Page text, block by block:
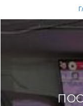
к
содержимому